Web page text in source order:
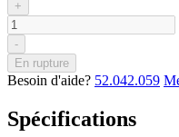
+
-
En rupture
Besoin d'aide? 52.042.059
Spécifications